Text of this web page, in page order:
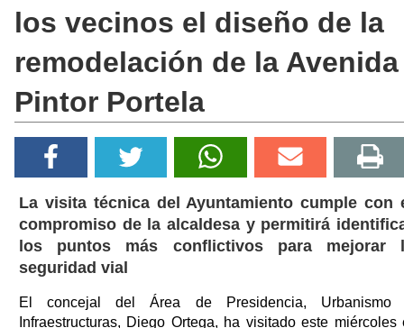
los vecinos el diseño de la
remodelación de la Avenida
Pintor Portela
La visita técnica del Ayuntamiento cumple con
compromiso de la alcaldesa y permitirá
los puntos más conflictivos para mejorar
seguridad vial
El concejal del Área de Presidencia, Urbanismo
Infraestructuras, Diego Ortega, ha visitado este miércoles